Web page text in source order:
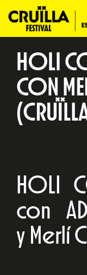
HOLI
CON
HOLI
con
y Merlí